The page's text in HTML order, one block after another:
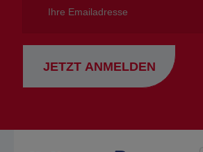
Emailadresse
JETZT ANMELDEN